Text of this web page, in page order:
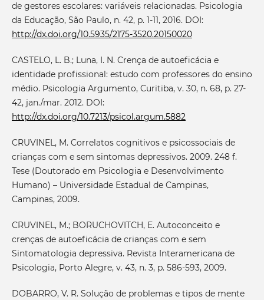
de gestores escolares: variáveis relacionadas. Psicologia
da Educação, São Paulo, n. 42, p. 1-11, 2016. DOI:
http://dx.doi.org/10.5935/2175-3520.20150020
CASTELO, L. B.; Luna, I. N. Crença de autoeficácia e
identidade profissional: estudo com professores do ensino
médio. Psicologia Argumento, Curitiba, v. 30, n. 68, p. 27-
42, jan./mar. 2012. DOI:
http://dx.doi.org/10.7213/psicol.argum.5882
CRUVINEL, M. Correlatos cognitivos e psicossociais de
crianças com e sem sintomas depressivos. 2009. 248 f.
Tese (Doutorado em Psicologia e Desenvolvimento
Humano) – Universidade Estadual de Campinas,
Campinas, 2009.
CRUVINEL, M.; BORUCHOVITCH, E. Autoconceito e
crenças de autoeficácia de crianças com e sem
Sintomatologia depressiva. Revista Interamericana de
Psicologia, Porto Alegre, v. 43, n. 3, p. 586-593, 2009.
DOBARRO, V. R. Solução de problemas e tipos de mente